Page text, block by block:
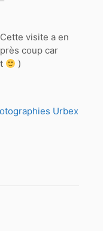
:
visite a en
coup car
)
Urbex